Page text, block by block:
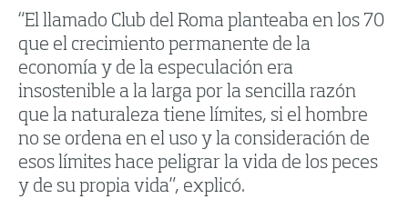
“El llamado Club del Roma planteaba en los 70
que el crecimiento permanente de la
economía y de la especulación era
insostenible a la larga por la sencilla razón
que la naturaleza tiene límites, si el hombre
no se ordena en el uso y la consideración de
esos límites hace peligrar la vida de los peces
y de su propia vida”, explicó.